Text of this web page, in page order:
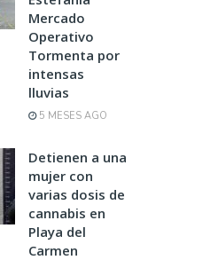
Mercado
Operativo
Tormenta por
intensas
lluvias
5 MESES AGO
Detienen a una
mujer con
varias dosis de
cannabis en
Playa del
Carmen